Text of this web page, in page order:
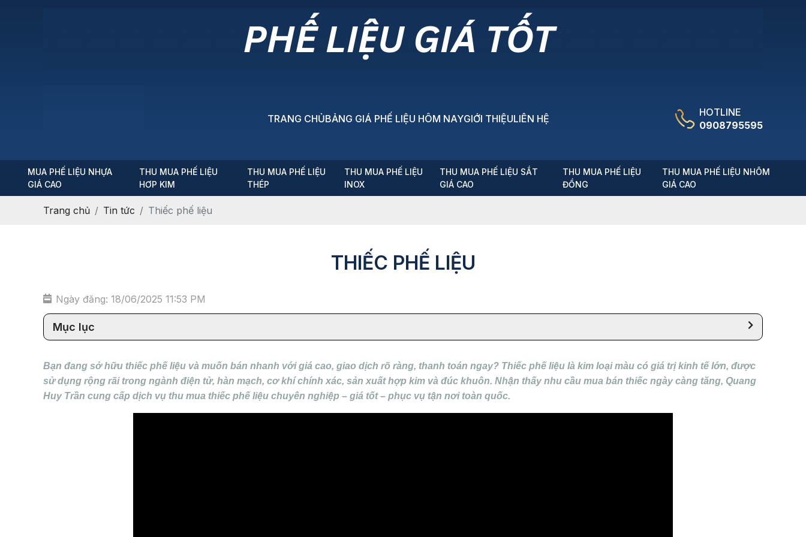
TRANG CHỦBẢNG GIÁ PHẾ LIỆU HÔM NAYGIỚI THIỆULIÊN HỆ
HOTLINE
0908795595
MUA PHẾ LIỆU NHỰA
GIÁ CAO
THU MUA PHẾ LIỆU
HƠP KIM
THU MUA PHẾ LIỆU
THÉP
THU MUA PHẾ LIỆU
INOX
THU MUA PHẾ LIỆU SẮT
GIÁ CAO
THU MUA PHẾ LIỆU
ĐỒNG
THU MUA PHẾ LIỆU NHÔM
GIÁ CAO
Trang chủ Tin tức Thiếc phế liệu
THIẾC PHẾ LIỆU
Ngày đăng: 18/06/2025 11:53 PM
Mục lục
Bạn đang sở hữu thiếc phế liệu và muốn bán nhanh với giá cao, giao dịch rõ ràng, thanh toán ngay? Thiếc phế liệu là kim loại màu có giá trị kinh tế lớn, được
sử dụng rộng rãi trong ngành điện tử, hàn mạch, cơ khí chính xác, sản xuất hợp kim và đúc khuôn. Nhận thấy nhu cầu mua bán thiếc ngày càng tăng, Quang
Huy Trần cung cấp dịch vụ thu mua thiếc phế liệu chuyên nghiệp – giá tốt – phục vụ tận nơi toàn quốc.